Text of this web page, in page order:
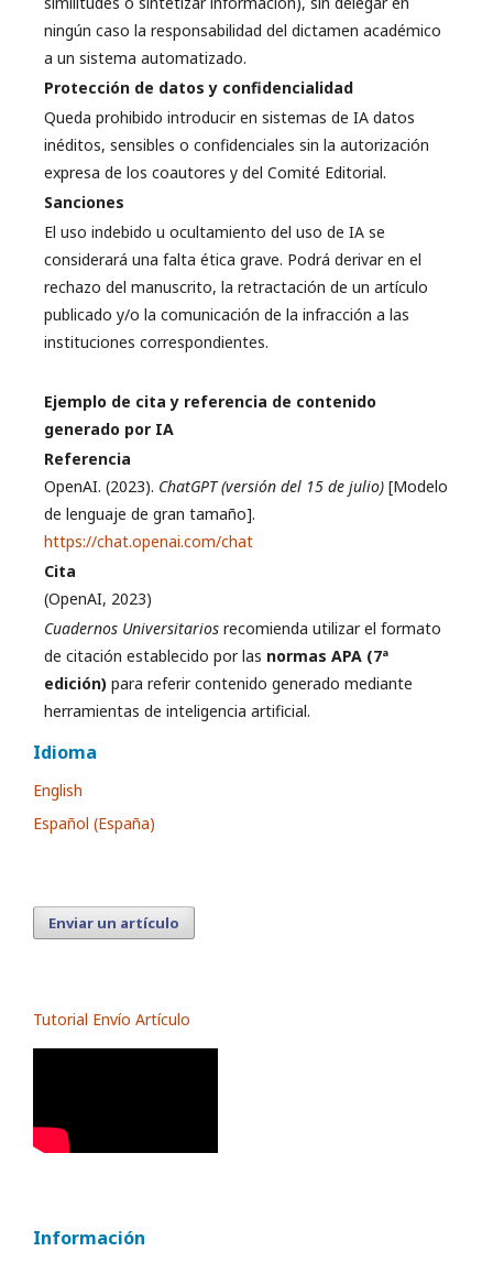
ningún caso la responsabilidad del dictamen académico
a un sistema automatizado.
Protección de datos y confidencialidad
Queda prohibido introducir en sistemas de IA datos
inéditos, sensibles o confidenciales sin la autorización
expresa de los coautores y del Comité Editorial.
Sanciones
El uso indebido u ocultamiento del uso de IA se
considerará una falta ética grave. Podrá derivar en el
rechazo del manuscrito, la retractación de un artículo
publicado y/o la comunicación de la infracción a las
instituciones correspondientes.
Ejemplo de cita y referencia de contenido
generado por IA
Referencia
OpenAI. (2023). ChatGPT (versión del 15 de julio) [Modelo
de lenguaje de gran tamaño].
https://chat.openai.com/chat
Cita
(OpenAI, 2023)
Cuadernos Universitarios recomienda utilizar el formato
de citación establecido por las normas APA (7ª
edición) para referir contenido generado mediante
herramientas de inteligencia artificial.
Idioma
English
Español (España)
Enviar un artículo
Tutorial Envío Artículo
Información